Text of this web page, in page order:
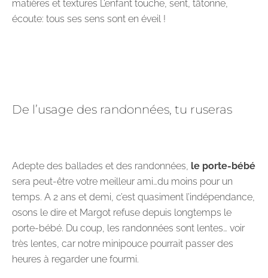
matières et textures L’enfant touche, sent, tâtonne,
écoute: tous ses sens sont en éveil !
De l’usage des randonnées, tu ruseras
Adepte des ballades et des randonnées, le porte-bébé
sera peut-être votre meilleur ami…du moins pour un
temps. A 2 ans et demi, c’est quasiment l’indépendance,
osons le dire et Margot refuse depuis longtemps le
porte-bébé. Du coup, les randonnées sont lentes… voir
très lentes, car notre minipouce pourrait passer des
heures à regarder une fourmi.